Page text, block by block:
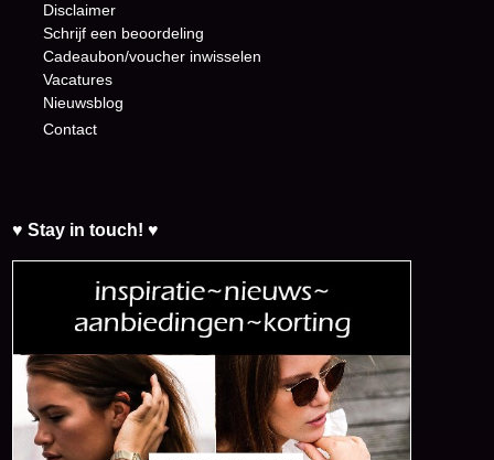
Disclaimer
Schrijf een beoordeling
Cadeaubon/voucher inwisselen
Vacatures
Nieuwsblog
Contact
♥ Stay in touch! ♥